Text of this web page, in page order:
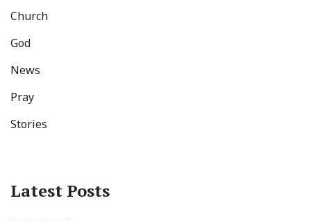
Church
God
News
Pray
Stories
Latest Posts